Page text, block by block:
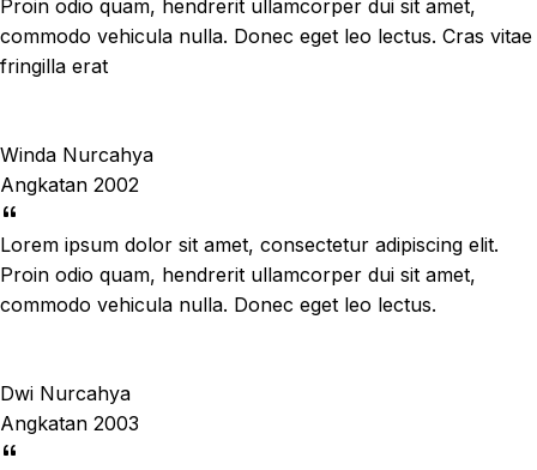
Proin odio quam, hendrerit ullamcorper dui sit amet,
commodo vehicula nulla. Donec eget leo lectus. Cras vitae
fringilla erat
Winda Nurcahya
Angkatan 2002
Lorem ipsum dolor sit amet, consectetur adipiscing elit.
Proin odio quam, hendrerit ullamcorper dui sit amet,
commodo vehicula nulla. Donec eget leo lectus.
Dwi Nurcahya
Angkatan 2003